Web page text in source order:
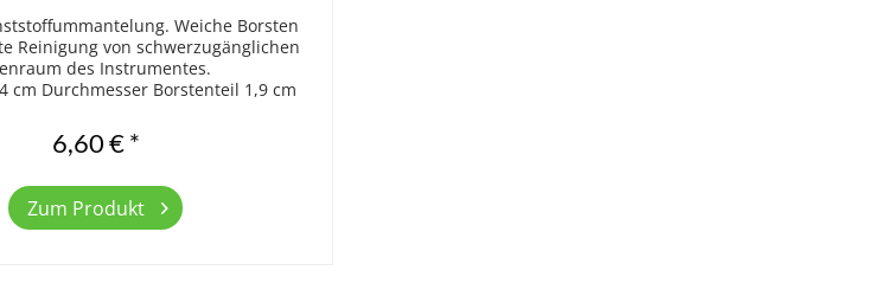
Weiche Borsten
Reinigung von schwerzugänglichen
des Instrumentes.
cm Durchmesser Borstenteil 1,9 cm
6,60 € *
Zum Produkt